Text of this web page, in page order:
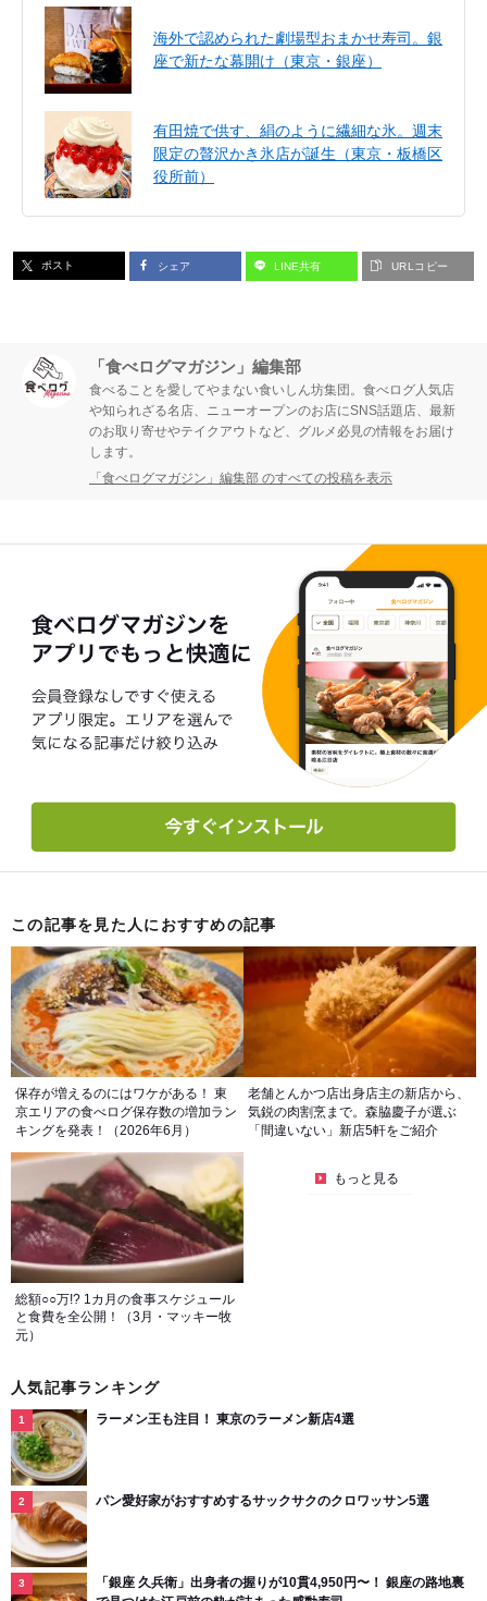
海外で認められた劇場型おまかせ寿司。銀
座で新たな幕開け（東京・銀座）
有田焼で供す、絹のように繊細な氷。週末
限定の贅沢かき氷店が誕生（東京・板橋区
役所前）
ポスト シェア LINE共有 URLコピー
「食べログマガジン」編集部
食べることを愛してやまない食いしん坊集団。食べログ人気店
や知られざる名店、ニューオープンのお店にSNS話題店、最新
のお取り寄せやテイクアウトなど、グルメ必見の情報をお届け
します。
「食べログマガジン」編集部 のすべての投稿を表示
この記事を見た人におすすめの記事
保存が増えるのにはワケがある！ 東
京エリアの食べログ保存数の増加ラン
キングを発表！（2026年6月）
老舗とんかつ店出身店主の新店から、
気鋭の肉割烹まで。森脇慶子が選ぶ
「間違いない」新店5軒をご紹介
総額○○万!? 1カ月の食事スケジュール
と食費を全公開！（3月・マッキー牧
元）
もっと見る
人気記事ランキング
ラーメン王も注目！ 東京のラーメン新店4選
パン愛好家がおすすめするサックサクのクロワッサン5選
「銀座 久兵衛」出身者の握りが10貫4,950円〜！ 銀座の路地裏